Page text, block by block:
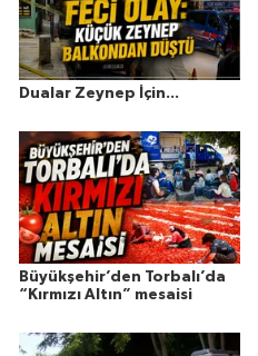
Dualar Zeynep İçin...
Büyükşehir’den Torbalı’da
“Kırmızı Altın” mesaisi